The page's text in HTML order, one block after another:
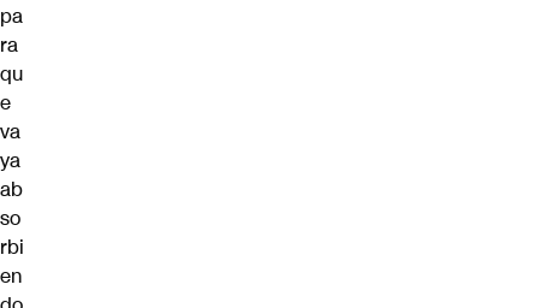
pa
ra
qu
e
va
ya
ab
so
rbi
en